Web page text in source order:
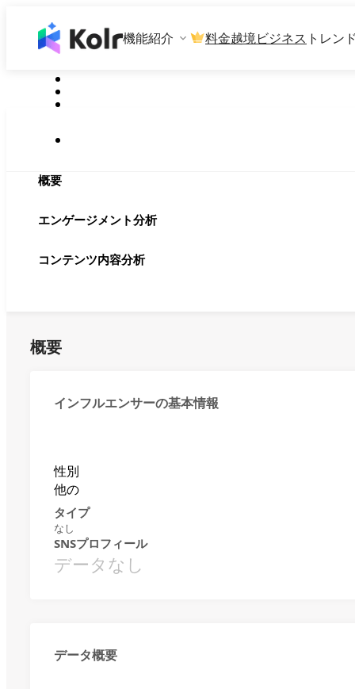
機能紹介 料金越境ビジネス トレン
概要
エンゲージメント分析
コンテンツ内容分析
概要
インフルエンサーの基本情報
性別
他の
タイプ
なし
SNSプロフィール
データなし
データ概要